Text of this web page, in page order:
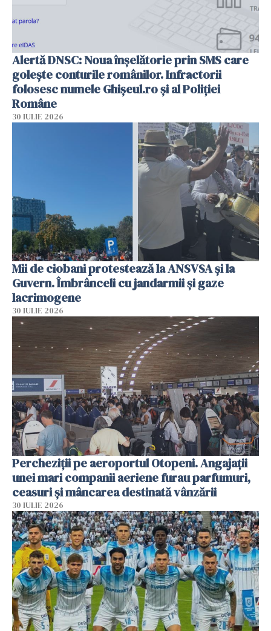
Alertă DNSC: Noua înșelătorie prin SMS care
golește conturile românilor. Infractorii
folosesc numele Ghișeul.ro și al Poliției
Române
30 IULIE 2026
Mii de ciobani protestează la ANSVSA și la
Guvern. Îmbrânceli cu jandarmii și gaze
lacrimogene
30 IULIE 2026
Percheziții pe aeroportul Otopeni. Angajații
unei mari companii aeriene furau parfumuri,
ceasuri și mâncarea destinată vânzării
30 IULIE 2026